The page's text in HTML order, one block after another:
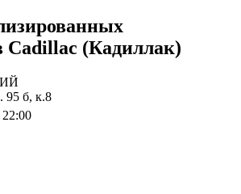
Cadillac (Кадиллак)
95 б, к.8